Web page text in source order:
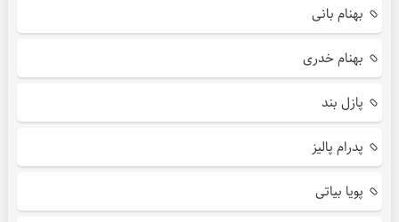
بهنام بانی
بهنام خدری
پازل بند
پدرام پالیز
پویا بیاتی